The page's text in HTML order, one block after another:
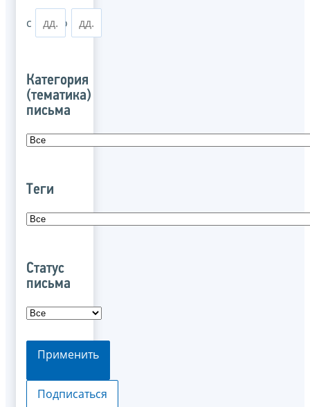
с по
Категория
(тематика)
письма
Теги
Статус
письма
Применить
Подписаться